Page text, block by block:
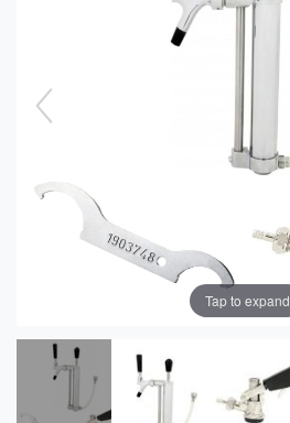
Tap to expand